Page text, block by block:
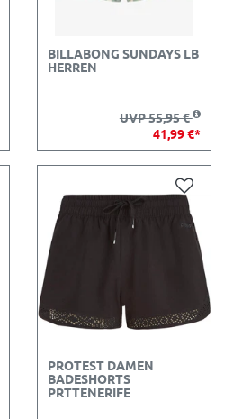
BILLABONG SUNDAYS LB
HERREN
UVP 55,95 €
41,99 €*
PROTEST DAMEN
BADESHORTS
PRTTENERIFE